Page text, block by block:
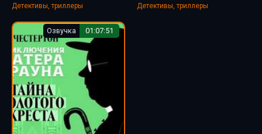
Детективы, триллеры Детективы, триллеры
Озвучка 01:07:51